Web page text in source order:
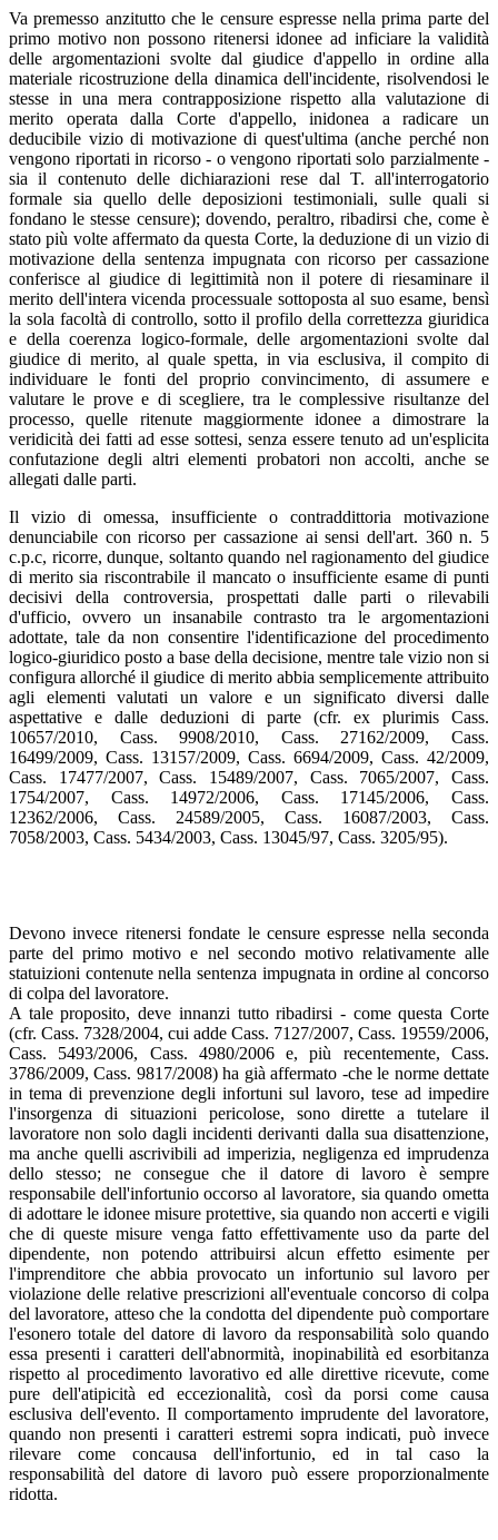
Va premesso anzitutto che le censure espresse nella prima parte del
primo motivo non possono ritenersi idonee ad inficiare la validità
delle argomentazioni svolte dal giudice d'appello in ordine alla
materiale ricostruzione della dinamica dell'incidente, risolvendosi le
stesse in una mera contrapposizione rispetto alla valutazione di
merito operata dalla Corte d'appello, inidonea a radicare un
deducibile vizio di motivazione di quest'ultima (anche perché non
vengono riportati in ricorso - o vengono riportati solo parzialmente -
sia il contenuto delle dichiarazioni rese dal T. all'interrogatorio
formale sia quello delle deposizioni testimoniali, sulle quali si
fondano le stesse censure); dovendo, peraltro, ribadirsi che, come è
stato più volte affermato da questa Corte, la deduzione di un vizio di
motivazione della sentenza impugnata con ricorso per cassazione
conferisce al giudice di legittimità non il potere di riesaminare il
merito dell'intera vicenda processuale sottoposta al suo esame, bensì
la sola facoltà di controllo, sotto il profilo della correttezza giuridica
e della coerenza logico-formale, delle argomentazioni svolte dal
giudice di merito, al quale spetta, in via esclusiva, il compito di
individuare le fonti del proprio convincimento, di assumere e
valutare le prove e di scegliere, tra le complessive risultanze del
processo, quelle ritenute maggiormente idonee a dimostrare la
veridicità dei fatti ad esse sottesi, senza essere tenuto ad un'esplicita
confutazione degli altri elementi probatori non accolti, anche se
allegati dalle parti.
Il vizio di omessa, insufficiente o contraddittoria motivazione
denunciabile con ricorso per cassazione ai sensi dell'art. 360 n. 5
c.p.c, ricorre, dunque, soltanto quando nel ragionamento del giudice
di merito sia riscontrabile il mancato o insufficiente esame di punti
decisivi della controversia, prospettati dalle parti o rilevabili
d'ufficio, ovvero un insanabile contrasto tra le argomentazioni
adottate, tale da non consentire l'identificazione del procedimento
logico-giuridico posto a base della decisione, mentre tale vizio non si
configura allorché il giudice di merito abbia semplicemente attribuito
agli elementi valutati un valore e un significato diversi dalle
aspettative e dalle deduzioni di parte (cfr. ex plurimis Cass.
10657/2010, Cass. 9908/2010, Cass. 27162/2009, Cass.
16499/2009, Cass. 13157/2009, Cass. 6694/2009, Cass. 42/2009,
Cass. 17477/2007, Cass. 15489/2007, Cass. 7065/2007, Cass.
1754/2007, Cass. 14972/2006, Cass. 17145/2006, Cass.
12362/2006, Cass. 24589/2005, Cass. 16087/2003, Cass.
7058/2003, Cass. 5434/2003, Cass. 13045/97, Cass. 3205/95).
Devono invece ritenersi fondate le censure espresse nella seconda
parte del primo motivo e nel secondo motivo relativamente alle
statuizioni contenute nella sentenza impugnata in ordine al concorso
di colpa del lavoratore.
A tale proposito, deve innanzi tutto ribadirsi - come questa Corte
(cfr. Cass. 7328/2004, cui adde Cass. 7127/2007, Cass. 19559/2006,
Cass. 5493/2006, Cass. 4980/2006 e, più recentemente, Cass.
3786/2009, Cass. 9817/2008) ha già affermato -che le norme dettate
in tema di prevenzione degli infortuni sul lavoro, tese ad impedire
l'insorgenza di situazioni pericolose, sono dirette a tutelare il
lavoratore non solo dagli incidenti derivanti dalla sua disattenzione,
ma anche quelli ascrivibili ad imperizia, negligenza ed imprudenza
dello stesso; ne consegue che il datore di lavoro è sempre
responsabile dell'infortunio occorso al lavoratore, sia quando ometta
di adottare le idonee misure protettive, sia quando non accerti e vigili
che di queste misure venga fatto effettivamente uso da parte del
dipendente, non potendo attribuirsi alcun effetto esimente per
l'imprenditore che abbia provocato un infortunio sul lavoro per
violazione delle relative prescrizioni all'eventuale concorso di colpa
del lavoratore, atteso che la condotta del dipendente può comportare
l'esonero totale del datore di lavoro da responsabilità solo quando
essa presenti i caratteri dell'abnormità, inopinabilità ed esorbitanza
rispetto al procedimento lavorativo ed alle direttive ricevute, come
pure dell'atipicità ed eccezionalità, così da porsi come causa
esclusiva dell'evento. Il comportamento imprudente del lavoratore,
quando non presenti i caratteri estremi sopra indicati, può invece
rilevare come concausa dell'infortunio, ed in tal caso la
responsabilità del datore di lavoro può essere proporzionalmente
ridotta.